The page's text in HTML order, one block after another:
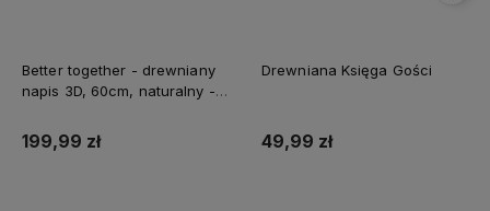
Better together - drewniany
napis 3D, 60cm, naturalny -
199,99 zł
Drewniana Księga Gości
49,99 zł